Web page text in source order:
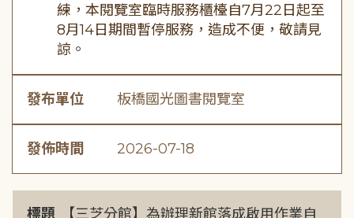
練，本閱覽室臨時服務櫃檯自7月22日起至
8月14日期間暫停服務，造成不便，敬請見
諒。
發布單位 板橋國光圖書閱覽室
發佈時間 2026-07-18
標題
【三芝分館】為辦理新館落成啟用作業自